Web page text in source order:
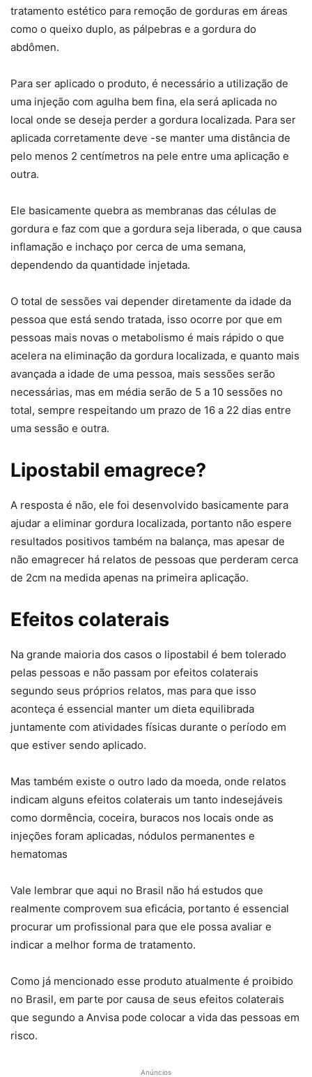
tratamento estético para remoção de gorduras em áreas
como o queixo duplo, as pálpebras e a gordura do
abdômen.
Para ser aplicado o produto, é necessário a utilização de
uma injeção com agulha bem fina, ela será aplicada no
local onde se deseja perder a gordura localizada. Para ser
aplicada corretamente deve -se manter uma distância de
pelo menos 2 centímetros na pele entre uma aplicação e
outra.
Ele basicamente quebra as membranas das células de
gordura e faz com que a gordura seja liberada, o que causa
inflamação e inchaço por cerca de uma semana,
dependendo da quantidade injetada.
O total de sessões vai depender diretamente da idade da
pessoa que está sendo tratada, isso ocorre por que em
pessoas mais novas o metabolismo é mais rápido o que
acelera na eliminação da gordura localizada, e quanto mais
avançada a idade de uma pessoa, mais sessões serão
necessárias, mas em média serão de 5 a 10 sessões no
total, sempre respeitando um prazo de 16 a 22 dias entre
uma sessão e outra.
Lipostabil emagrece?
A resposta é não, ele foi desenvolvido basicamente para
ajudar a eliminar gordura localizada, portanto não espere
resultados positivos também na balança, mas apesar de
não emagrecer há relatos de pessoas que perderam cerca
de 2cm na medida apenas na primeira aplicação.
Efeitos colaterais
Na grande maioria dos casos o lipostabil é bem tolerado
pelas pessoas e não passam por efeitos colaterais
segundo seus próprios relatos, mas para que isso
aconteça é essencial manter um dieta equilibrada
juntamente com atividades físicas durante o período em
que estiver sendo aplicado.
Mas também existe o outro lado da moeda, onde relatos
indicam alguns efeitos colaterais um tanto indesejáveis
como dormência, coceira, buracos nos locais onde as
injeções foram aplicadas, nódulos permanentes e
hematomas
Vale lembrar que aqui no Brasil não há estudos que
realmente comprovem sua eficácia, portanto é essencial
procurar um profissional para que ele possa avaliar e
indicar a melhor forma de tratamento.
Como já mencionado esse produto atualmente é proibido
no Brasil, em parte por causa de seus efeitos colaterais
que segundo a Anvisa pode colocar a vida das pessoas em
risco.
Anúncios